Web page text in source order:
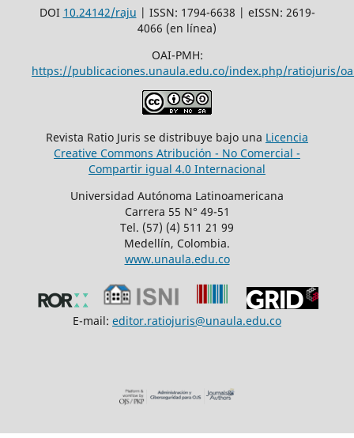
DOI 10.24142/raju | ISSN: 1794-6638 | eISSN: 2619-
4066 (en línea)
OAI-PMH:
https://publicaciones.unaula.edu.co/index.php/ratiojuris/
Revista Ratio Juris se distribuye bajo una Licencia
Creative Commons Atribución - No Comercial -
Compartir igual 4.0 Internacional
Universidad Autónoma Latinoamericana
Carrera 55 N° 49-51
Tel. (57) (4) 511 21 99
Medellín, Colombia.
www.unaula.edu.co
E-mail: editor.ratiojuris@unaula.edu.co